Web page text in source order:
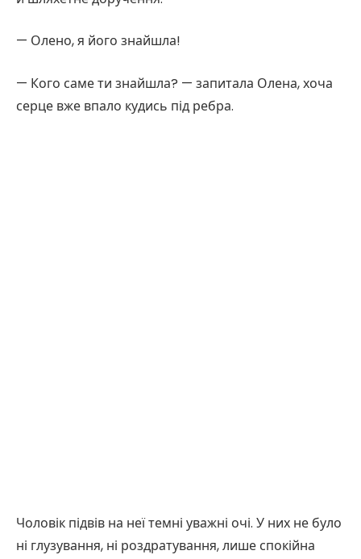
— Олено, я його знайшла!
— Кого саме ти знайшла? — запитала Олена, хоча
серце вже впало кудись під ребра.
Чоловік підвів на неї темні уважні очі. У них не було
ні глузування, ні роздратування, лише спокійна